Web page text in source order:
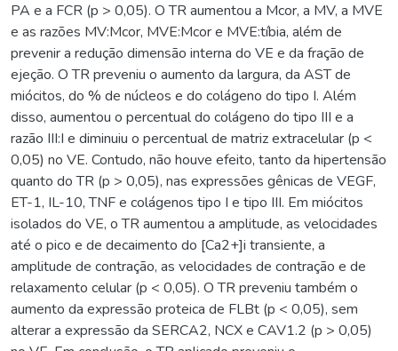
PA e a FCR (p > 0,05). O TR aumentou a Mcor, a MV, a MVE
e as razões MV:Mcor, MVE:Mcor e MVE:tíbia, além de
prevenir a redução dimensão interna do VE e da fração de
ejeção. O TR preveniu o aumento da largura, da AST de
miócitos, do % de núcleos e do colágeno do tipo I. Além
disso, aumentou o percentual do colágeno do tipo III e a
razão III:I e diminuiu o percentual de matriz extracelular (p <
0,05) no VE. Contudo, não houve efeito, tanto da hipertensão
quanto do TR (p > 0,05), nas expressões gênicas de VEGF,
ET-1, IL-10, TNF e colágenos tipo I e tipo III. Em miócitos
isolados do VE, o TR aumentou a amplitude, as velocidades
até o pico e de decaimento do [Ca2+]i transiente, a
amplitude de contração, as velocidades de contração e de
relaxamento celular (p < 0,05). O TR preveniu também o
aumento da expressão proteica de FLBt (p < 0,05), sem
alterar a expressão da SERCA2, NCX e CAV1.2 (p > 0,05)